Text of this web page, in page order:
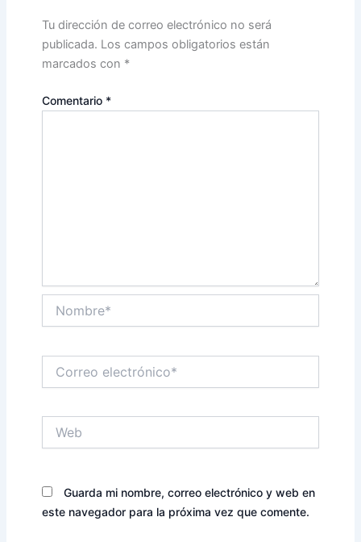
Tu dirección de correo electrónico no será
publicada. Los campos obligatorios están
marcados con *
Comentario *
electrónico*
Guarda mi nombre, correo electrónico y web en
este navegador para la próxima vez que comente.